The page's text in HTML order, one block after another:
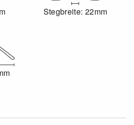
Stegbreite: 22mm